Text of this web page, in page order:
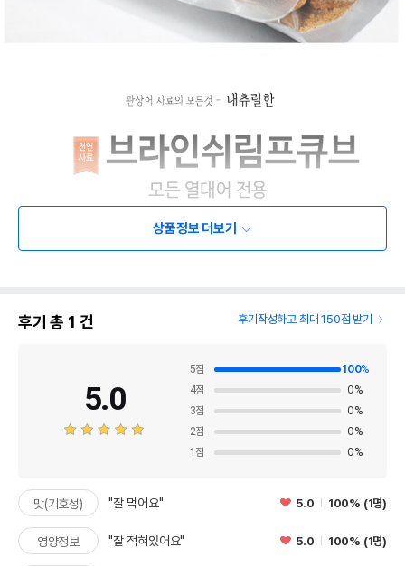
상품정보 더보기
후기 총 1 건 후기작성하고 최대 150점 받기
5.0
5점 100%
4점 0%
3점 0%
2점 0%
1 점 0%
맛(기호성) "잘 먹어요" 5.0 100% (1명)
영양정보 "잘 적혀있어요" 5.0 100% (1명)